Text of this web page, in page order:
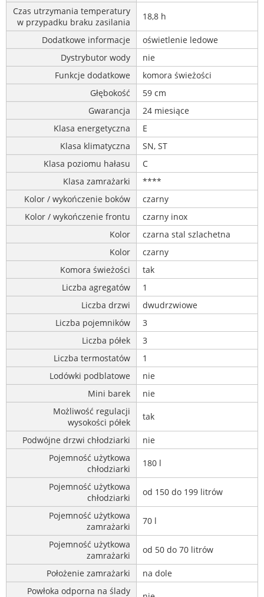
Czas utrzymania temperatury
w przypadku braku zasilania
18,8 h
Dodatkowe informacje
oświetlenie ledowe
Dystrybutor wody
nie
Funkcje dodatkowe
komora świeżości
Głębokość
59 cm
Gwarancja
24 miesiące
Klasa energetyczna
E
Klasa klimatyczna
SN, ST
Klasa poziomu hałasu
C
Klasa zamrażarki
****
Kolor / wykończenie boków
czarny
Kolor / wykończenie frontu
czarny inox
Kolor
czarna stal szlachetna
Kolor
czarny
Komora świeżości
tak
Liczba agregatów
1
Liczba drzwi
dwudrzwiowe
Liczba pojemników
3
Liczba półek
3
Liczba termostatów
1
Lodówki podblatowe
nie
Mini barek
nie
Możliwość regulacji
wysokości półek
tak
Podwójne drzwi chłodziarki
nie
Pojemność użytkowa
chłodziarki
180 l
Pojemność użytkowa
chłodziarki
od 150 do 199 litrów
Pojemność użytkowa
zamrażarki
70 l
Pojemność użytkowa
zamrażarki
od 50 do 70 litrów
Położenie zamrażarki
na dole
Powłoka odporna na ślady